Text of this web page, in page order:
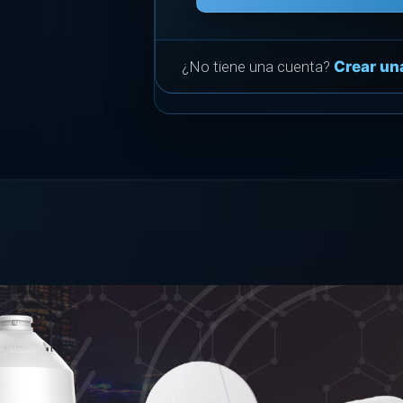
¿No tiene una cuenta? Crear